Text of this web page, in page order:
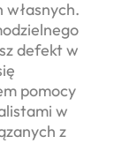
defekt w
pomocy
w
z